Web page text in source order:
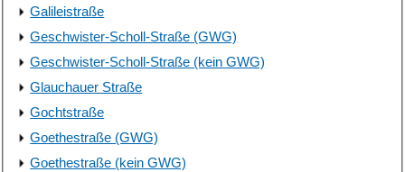
Galileistraße
Geschwister-Scholl-Straße (GWG)
Geschwister-Scholl-Straße (kein GWG)
Glauchauer Straße
Gochtstraße
Goethestraße (GWG)
Goethestraße (kein GWG)